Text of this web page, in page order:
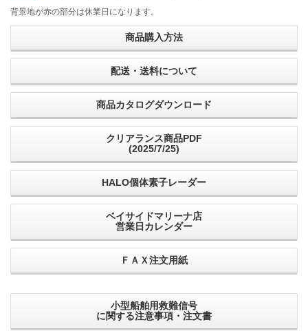
背景地が赤の部分は休業日になります。
商品購入方法
配送・送料について
商品カタログダウンロード
クリアランス商品PDF
(2025/7/25)
HALO個体素子レーダー
ベイサイドマリーナ店
営業日カレンダー
ＦＡＸ注文用紙
小型船舶用救難信号
に関する注意事項・注文書